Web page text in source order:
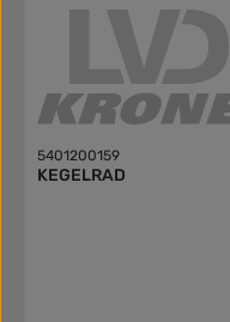
5401200159
KEGELRAD